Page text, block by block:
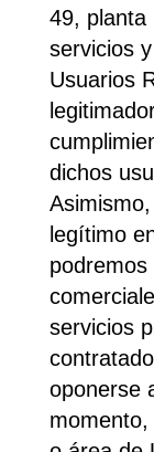
49, planta
servicios
Usuarios
dichos
legítimo
podremos
servicios
oponerse